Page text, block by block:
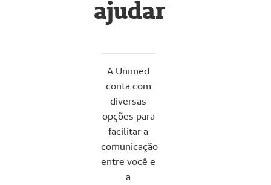
ajudar
A Unimed
conta com
diversas
opções para
facilitar a
comunicação
entre você e
a